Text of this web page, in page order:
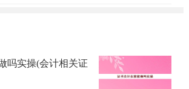
吗实操(会计相关证